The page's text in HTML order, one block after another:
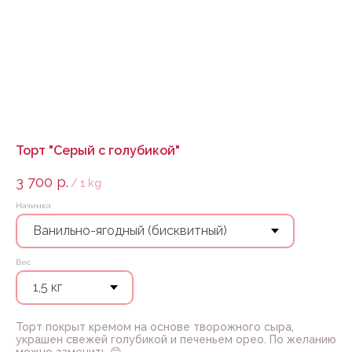
Торт "Серый с голубикой"
3 700 р. / 1 kg
Начинка
Вес
Торт покрыт кремом на основе творожного сыра,
украшен свежей голубикой и печеньем орео. По желанию